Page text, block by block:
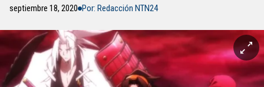
septiembre 18, 2020 Por: Redacción NTN24